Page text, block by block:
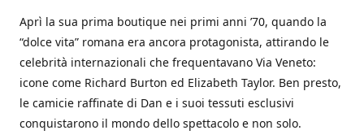
Aprì la sua prima boutique nei primi anni ’70, quando la
“dolce vita” romana era ancora protagonista, attirando le
celebrità internazionali che frequentavano Via Veneto:
icone come Richard Burton ed Elizabeth Taylor. Ben presto,
le camicie raffinate di Dan e i suoi tessuti esclusivi
conquistarono il mondo dello spettacolo e non solo.